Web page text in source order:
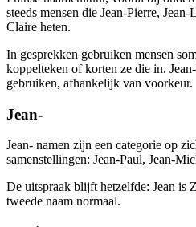
steeds mensen die Jean-Pierre,
Claire heten.
In gesprekken gebruiken mensen
koppelteken of korten ze die in.
gebruiken, afhankelijk van voorkeur.
Jean-
Jean- namen zijn een categorie op
samenstellingen: Jean-Paul, Jean-
De uitspraak blijft hetzelfde: Jean is
tweede naam normaal.